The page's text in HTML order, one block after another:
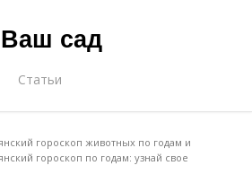
Ваш сад
Статьи
гороскоп животных по годам и
гороскоп по годам: узнай свое